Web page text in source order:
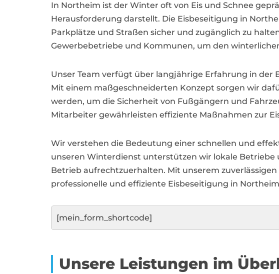
In Northeim ist der Winter oft von Eis und Schnee
Herausforderung darstellt. Die Eisbeseitigung in
Parkplätze und Straßen sicher und zugänglich zu
Gewerbebetriebe und Kommunen, um den
Unser Team verfügt über langjährige Erfahrung in
Mit einem maßgeschneiderten Konzept sorgen wir
werden, um die Sicherheit von Fußgängern und
Mitarbeiter gewährleisten effiziente Maßnahmen zur
Wir verstehen die Bedeutung einer schnellen und
unseren Winterdienst unterstützen wir lokale
Betrieb aufrechtzuerhalten. Mit unserem
professionelle und effiziente Eisbeseitigung in
[mein_form_shortcode]
Unsere Leistungen im